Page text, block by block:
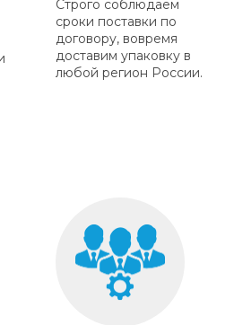
Строго соблюдаем
сроки поставки по
договору, вовремя
доставим упаковку в
любой регион России.